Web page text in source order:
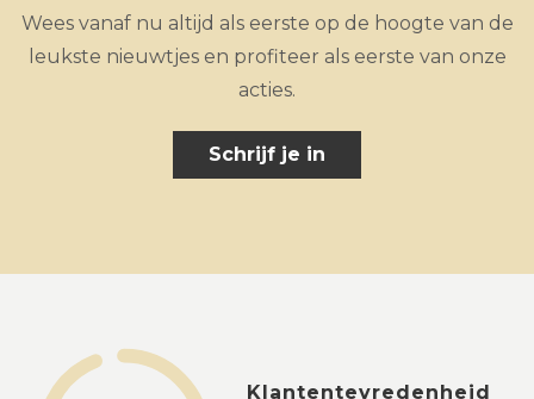
Wees vanaf nu altijd als eerste op de hoogte van de
leukste nieuwtjes en profiteer als eerste van onze
acties.
Schrijf je in
Klantentevredenheid